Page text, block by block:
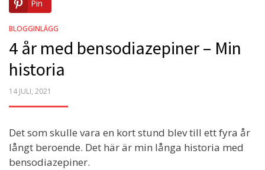
Pin
BLOGGINLÄGG
4 år med bensodiazepiner – Min
historia
POSTED
14 JULI, 2021
Det som skulle vara en kort stund blev till ett fyra år
långt beroende. Det här är min långa historia med
bensodiazepiner.